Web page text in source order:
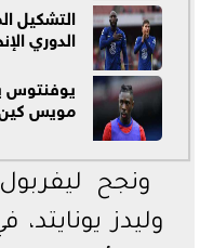
التشكيل
الدوري
يوفنتوس
مويس
ونجح
وليدز يونايتد،